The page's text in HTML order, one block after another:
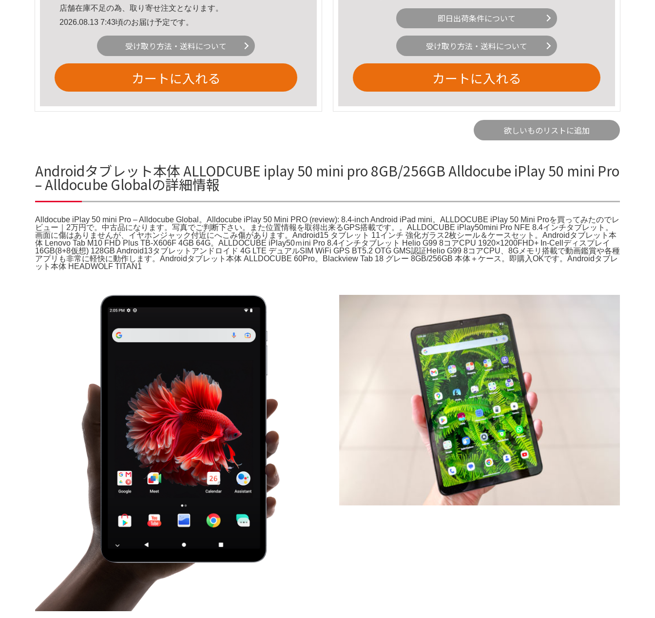
店舗在庫不足の為、取り寄せ注文となります。
2026.08.13 7:43頃のお届け予定です。
受け取り方法・送料について
カートに入れる
即日出荷条件について
受け取り方法・送料について
カートに入れる
欲しいものリストに追加
Androidタブレット本体 ALLODCUBE iplay 50 mini pro 8GB/256GB Alldocube iPlay 50 mini Pro
– Alldocube Globalの詳細情報
Alldocube iPlay 50 mini Pro – Alldocube Global。Alldocube iPlay 50 Mini PRO (review): 8.4-inch Android iPad mini。ALLDOCUBE iPlay 50 Mini Proを買ってみたのでレ
ビュー｜2万円で。中古品になります。写真でご判断下さい。また位置情報を取得出来るGPS搭載です。。ALLDOCUBE iPlay50mini Pro NFE 8.4インチタブレット。
画面に傷はありませんが、イヤホンジャック付近にへこみ傷があります。Android15 タブレット 11インチ 強化ガラス2枚シール＆ケースセット。Androidタブレット本
体 Lenovo Tab M10 FHD Plus TB-X606F 4GB 64G。ALLDOCUBE iPlay50ｍini Pro 8.4インチタブレット Helio G99 8コアCPU 1920×1200FHD+ In-Cellディスプレイ
16GB(8+8仮想) 128GB Android13タブレットアンドロイド 4G LTE デュアルSIM WiFi GPS BT5.2 OTG GMS認証Helio G99 8コアCPU、8Gメモリ搭載で動画鑑賞や各種
アプリも非常に軽快に動作します。Androidタブレット本体 ALLDOCUBE 60Pro。Blackview Tab 18 グレー 8GB/256GB 本体＋ケース。即購入OKです。Androidタブレ
ット本体 HEADWOLF TITAN1